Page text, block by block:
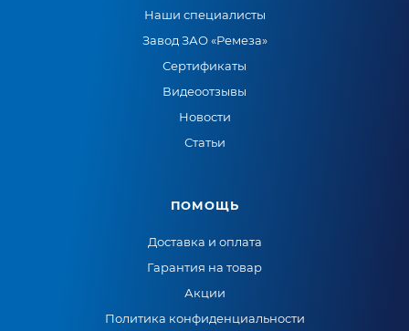
Наши специалисты
Завод ЗАО «Ремеза»
Сертификаты
Видеоотзывы
Новости
Статьи
ПОМОЩЬ
Доставка и оплата
Гарантия на товар
Акции
Политика конфиденциальности